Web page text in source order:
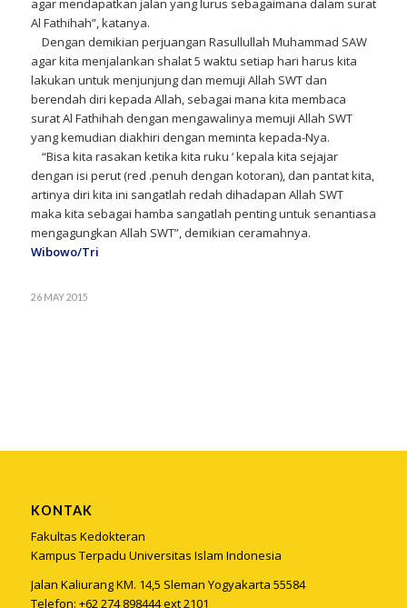
agar mendapatkan jalan yang lurus sebagaimana dalam surat
Al Fathihah”, katanya.
Dengan demikian perjuangan Rasullullah Muhammad SAW
agar kita menjalankan shalat 5 waktu setiap hari harus kita
lakukan untuk menjunjung dan memuji Allah SWT dan
berendah diri kepada Allah, sebagai mana kita membaca
surat Al Fathihah dengan mengawalinya memuji Allah SWT
yang kemudian diakhiri dengan meminta kepada-Nya.
“Bisa kita rasakan ketika kita ruku ‘ kepala kita sejajar
dengan isi perut (red .penuh dengan kotoran), dan pantat kita,
artinya diri kita ini sangatlah redah dihadapan Allah SWT
maka kita sebagai hamba sangatlah penting untuk senantiasa
mengagungkan Allah SWT”, demikian ceramahnya.
Wibowo/Tri
26 MAY 2015
KONTAK
Fakultas Kedokteran
Kampus Terpadu Universitas Islam Indonesia
Jalan Kaliurang KM. 14,5 Sleman Yogyakarta 55584
Telefon: +62 274 898444 ext 2101